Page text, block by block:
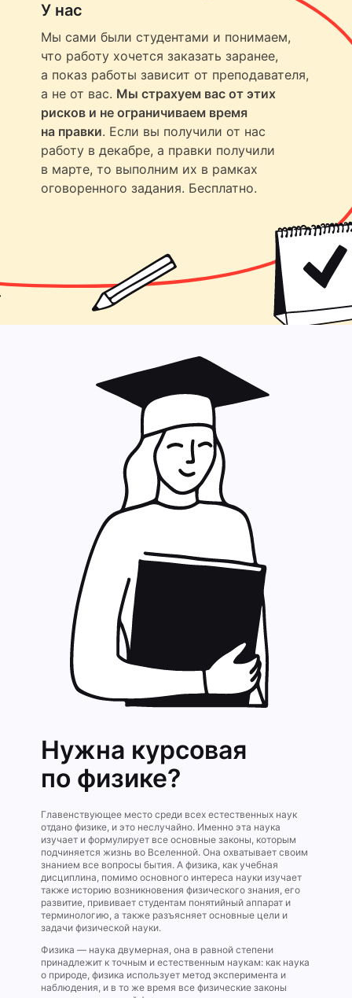
У нас
Мы сами были студентами и понимаем,
что работу хочется заказать заранее,
а показ работы зависит от преподавателя,
а не от вас. Мы страхуем вас от этих
рисков и не ограничиваем время
на правки. Если вы получили от нас
работу в декабре, а правки получили
в марте, то выполним их в рамках
оговоренного задания. Бесплатно.
Нужна курсовая
по физике?
Главенствующее место среди всех естественных наук
отдано физике, и это неслучайно. Именно эта наука
изучает и формулирует все основные законы, которым
подчиняется жизнь во Вселенной. Она охватывает своим
знанием все вопросы бытия. А физика, как учебная
дисциплина, помимо основного интереса науки изучает
также историю возникновения физического знания, его
развитие, прививает студентам понятийный аппарат и
терминологию, а также разъясняет основные цели и
задачи физической науки.
Физика — наука двумерная, она в равной степени
принадлежит к точным и естественным наукам: как наука
о природе, физика использует метод эксперимента и
наблюдения, и в то же время все физические законы